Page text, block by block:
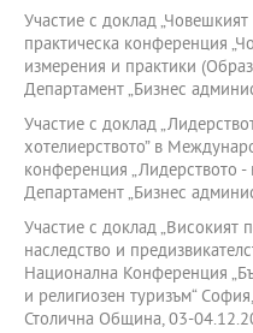
Участие с доклад
практическа конференция
измерения и практики
Департамент „Бизнес
Участие с доклад
хотелиерството” в
конференция „Лидерството -
Департамент „Бизнес
Участие с доклад „Високият
наследство и
Национална Конференция
и религиозен туризъм“
Столична Община, 03-